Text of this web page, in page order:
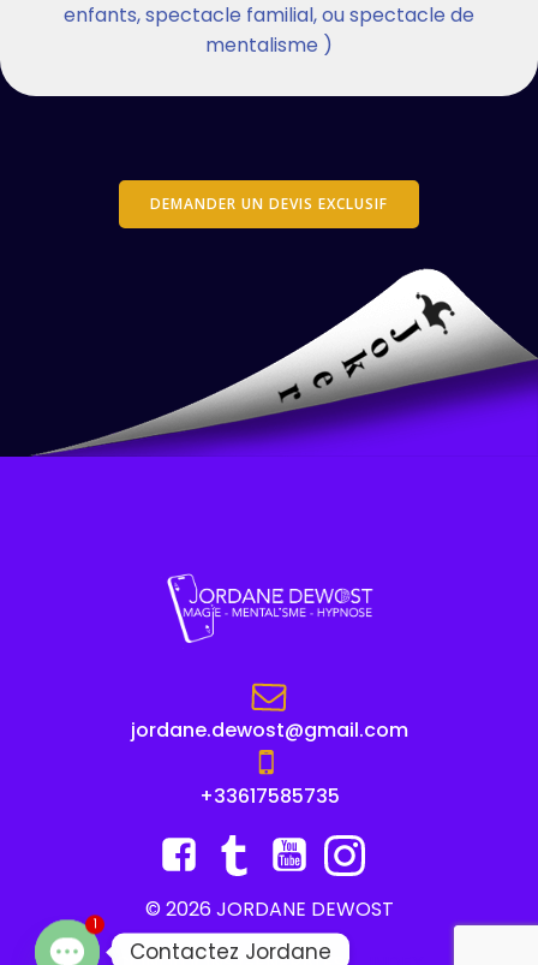
enfants, spectacle familial, ou spectacle de
mentalisme )
DEMANDER UN DEVIS EXCLUSIF
jordane.dewost@gmail.com
+33617585735
© 2026 JORDANE DEWOST
Contactez Jordane
1